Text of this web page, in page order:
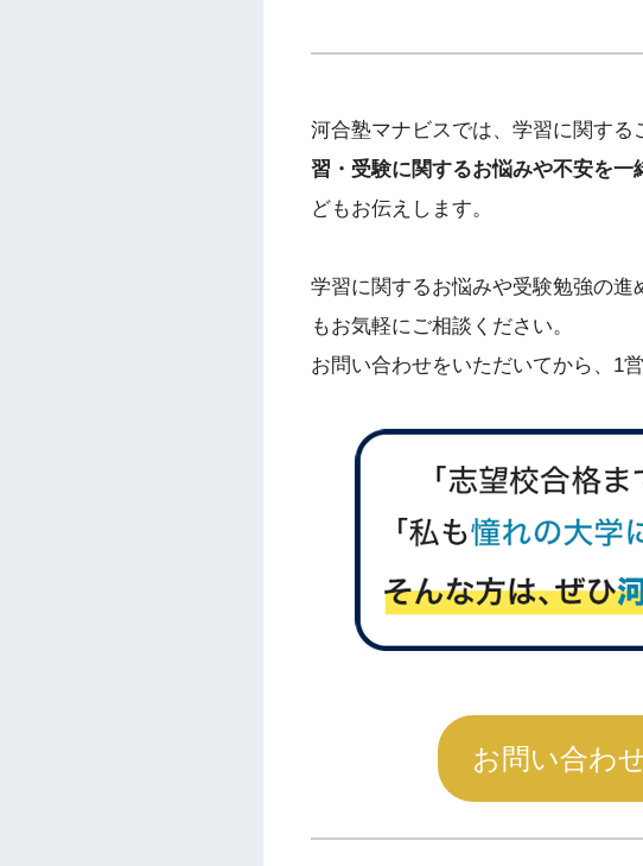
河合塾マナビスでは、学習に関す
習・受験に関するお悩みや不安を一
どもお伝えします。
学習に関するお悩みや受験勉強の
もお気軽にご相談ください。
お問い合わせをいただいてから、1
お問い合わ